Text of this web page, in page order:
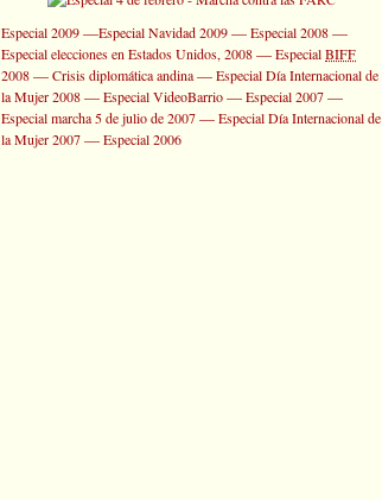
Especial 2009—Especial Navidad 2009—Especial 2008—
Especial elecciones en Estados Unidos, 2008—EspecialBIFF
2008—Crisis diplomática andina—Especial Día Internacional de
la Mujer 2008—Especial VideoBarrio—Especial 2007—
Especial marcha 5 de julio de 2007—Especial Día Internacional de
la Mujer 2007—Especial 2006